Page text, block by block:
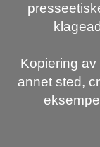
Kopiering
annet sted,